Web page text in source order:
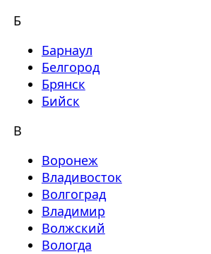
Б
Барнаул
Белгород
Брянск
Бийск
В
Воронеж
Владивосток
Волгоград
Владимир
Волжский
Вологда